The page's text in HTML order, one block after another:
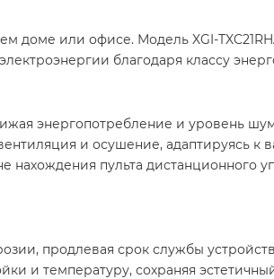
или офисе. Модель XGI-
благодаря классу
энергопотребление и уровень
и осушение, адаптируясь к
нахождения пульта дистанционного
продлевая срок службы
и температуру, сохраняя